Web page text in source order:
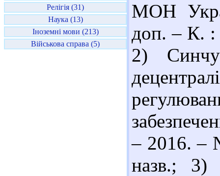
Релігія (31)
Наука (13)
Іноземні мови (213)
Військова справа (5)
МОН
доп. – К. :
2)
– 2016. –
назв.; 3)